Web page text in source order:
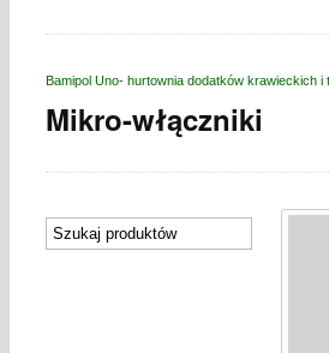
Bamipol Uno- hurtownia dodatków krawieckich i
Mikro-włączniki